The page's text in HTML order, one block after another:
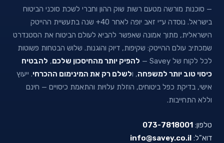
— סוכנות מורשה מטעם רשות שוק ההון וחברי לשכת סוכני הביטוח
בישראל. נוסדה ע״י זאב יופה לאחר 40+ שנה בתעשיית ההייטק
הישראלית, מתוך אמונה שאפשר להביא לעולם הביטוח את הסטנדרט
שמכתיב עולם ההייטק: שקיפות, דיוק והוגנות. שלוש הבטחות פשוטות
לכל לקוח של Savey —
להפיק יותר מהחיסכון שלכם, להבטיח
כיסוי טוב יותר למשפחה, ולשלם רק את המינימום ההכרחי. ייעוץ
אישי, בדיקת כפל ביטוחים, הוזלת עלויות והתאמת כיסויים — חינם
וללא התחייבות.
טלפון: 073-7818001
דוא"ל: info@savey.co.il